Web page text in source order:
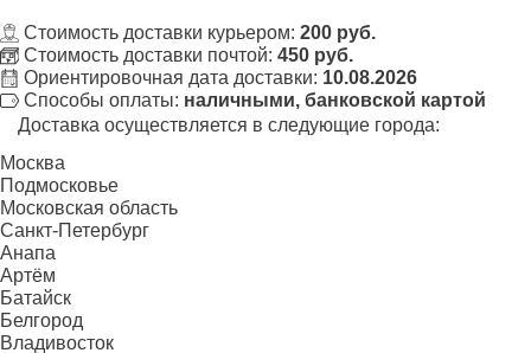
Стоимость доставки курьером: 200 руб.
Стоимость доставки почтой: 450 руб.
Ориентировочная дата доставки: 10.08.2026
Способы оплаты: наличными, банковской картой
Доставка осуществляется в следующие города:
Москва
Подмосковье
Московская область
Санкт-Петербург
Анапа
Артём
Батайск
Белгород
Владивосток